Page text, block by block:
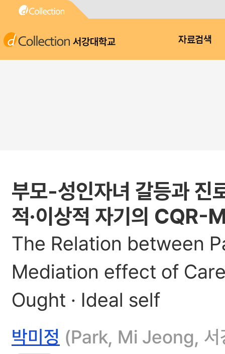
서강대학교 자료검색
부모-성인자녀 갈등과 진
적·이상적 자기의 CQR-
The Relation between
Mediation effect of
Ought · Ideal self
박미정 (Park, Mi Jeong, 서